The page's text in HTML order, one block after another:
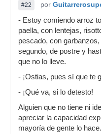
#22 por
- Estoy comiendo arroz
paella, con lentejas,
pescado, con
segundo, de postre y
que no lo lleve.
- ¡Ostias, pues sí que te
- ¡Qué va, si lo detesto!
Alguien que no tiene ni
apreciar la capacidad
mayoría de gente lo